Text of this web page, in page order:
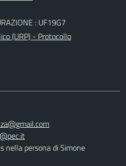
: UF19G7
(URP) - Protocollo
nella persona di Simone